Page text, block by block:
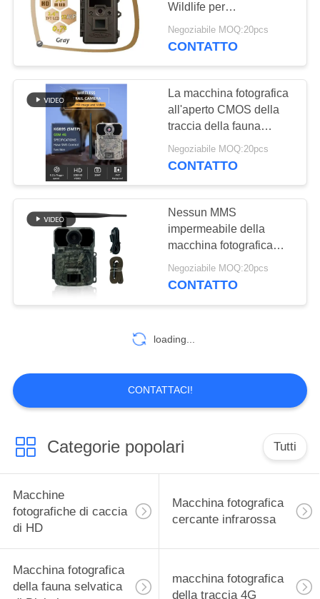
Cercare gli
accessori della
macchina
fotografica
Macchina
fotografica cellulare
del gioco
Macchina
giardino della fauna
14
Macchina
fotografica della
traccia di GPS
27
Wildlife per
l'esplorazione,
KeepGuard 760NV
Negoziabile MOQ:20pcs
CONTATTO
La macchina fotografica
all'aperto CMOS della
traccia della fauna
selvatica di MMS di
GSM cammuffa 30MP
Negoziabile MOQ:20pcs
CONTATTO
Nessun MMS
impermeabile della
macchina fotografica
Ip65 4g 0.25s GSM della
traccia di incandescenza
Negoziabile MOQ:20pcs
CONTATTO
loading...
CONTATTACI!
Categorie popolari Tutti
Macchine
fotografiche di caccia
di HD
Macchina fotografica
cercante infrarossa
Macchina fotografica
della fauna selvatica
macchina fotografica
della traccia 4G